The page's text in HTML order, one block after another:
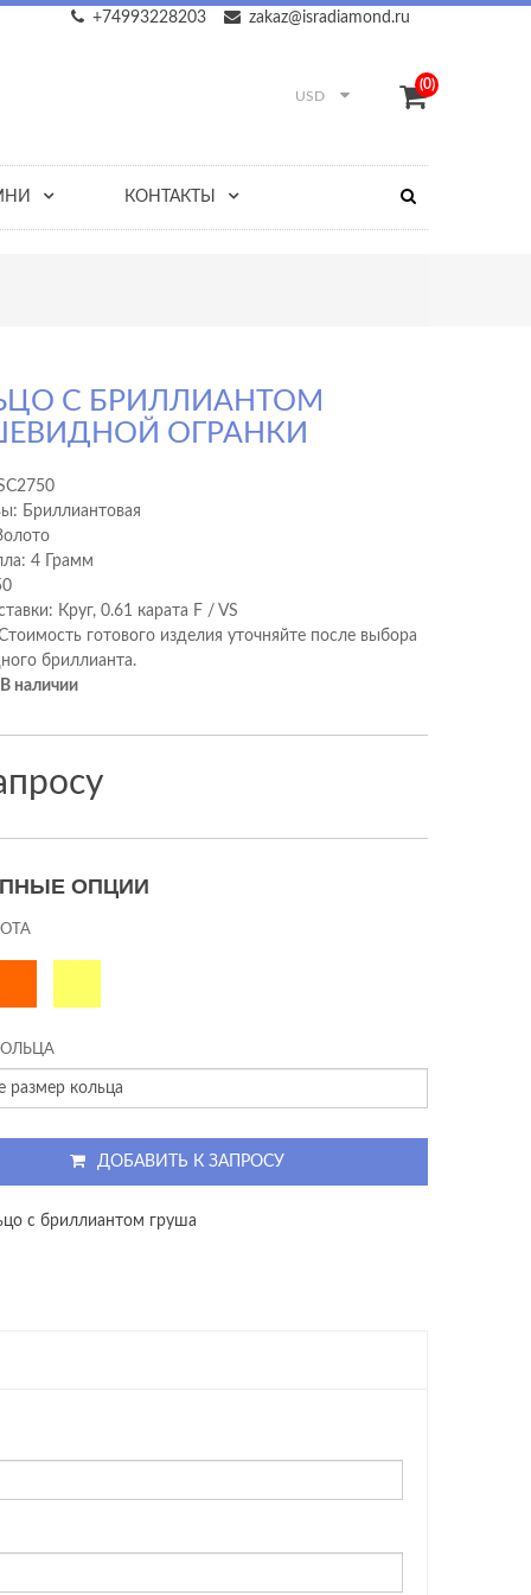
zakaz@isradiamond.ru
+74993228203
USD
(0)
КОНТАКТЫ
С БРИЛЛИАНТОМ
ОГРАНКИ
Бриллиантовая
4 Грамм
Круг, 0.61 карата F / VS
готового изделия уточняйте после выбора
бриллианта.
В наличии
ОПЦИИ
ДОБАВИТЬ К ЗАПРОСУ
с бриллиантом груша